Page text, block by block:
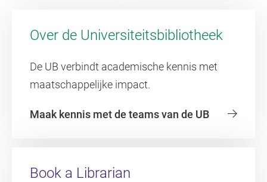
Over de Universiteitsbibliotheek
De UB verbindt academische kennis met
maatschappelijke impact.
Maak kennis met de teams van de UB
Book a Librarian